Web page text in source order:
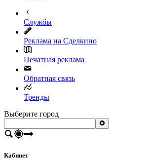
Службы
Реклама на Сделкино
Печатная реклама
Обратная связь
Тренды
Выберите город
Кабинет